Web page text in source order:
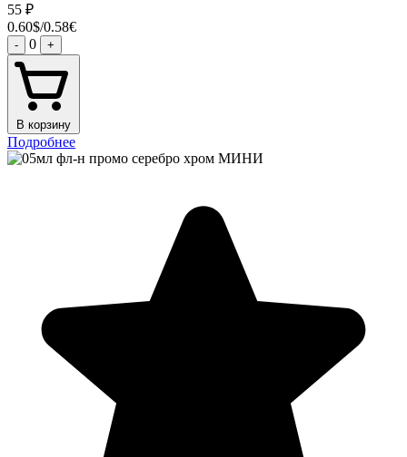
55 ₽
0.60$/0.58€
- 0 +
В корзину
Подробнее